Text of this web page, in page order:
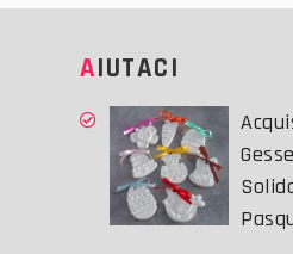
AIUTACI